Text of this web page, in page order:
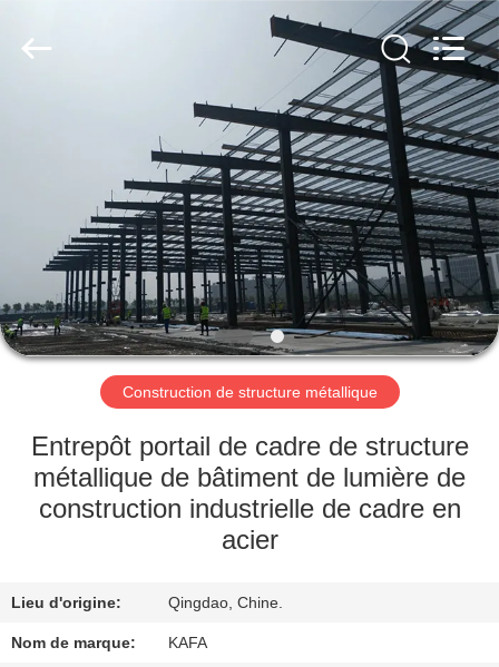
PRODUITS
VIDÉOS
SPECTACLE
DE
RÉALITÉ
VIRTUELLE
NOUS
Fabrication
Construction de structure métallique
Entrepôt portail de cadre de structure
métallique de bâtiment de lumière de
construction industrielle de cadre en
acier
Lieu d'origine: Qingdao, Chine.
Nom de marque: KAFA